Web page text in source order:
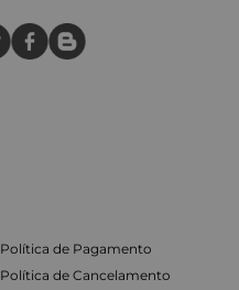
Política de Pagamento
Política de Cancelamento